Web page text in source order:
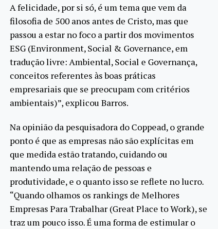
A felicidade, por si só, é um tema que vem da
filosofia de 500 anos antes de Cristo, mas que
passou a estar no foco a partir dos movimentos
ESG (Environment, Social & Governance, em
tradução livre: Ambiental, Social e Governança,
conceitos referentes às boas práticas
empresariais que se preocupam com critérios
ambientais)”, explicou Barros.
Na opinião da pesquisadora do Coppead, o grande
ponto é que as empresas não são explícitas em
que medida estão tratando, cuidando ou
mantendo uma relação de pessoas e
produtividade, e o quanto isso se reflete no lucro.
“Quando olhamos os rankings de Melhores
Empresas Para Trabalhar (Great Place to Work), se
traz um pouco isso. É uma forma de estimular o